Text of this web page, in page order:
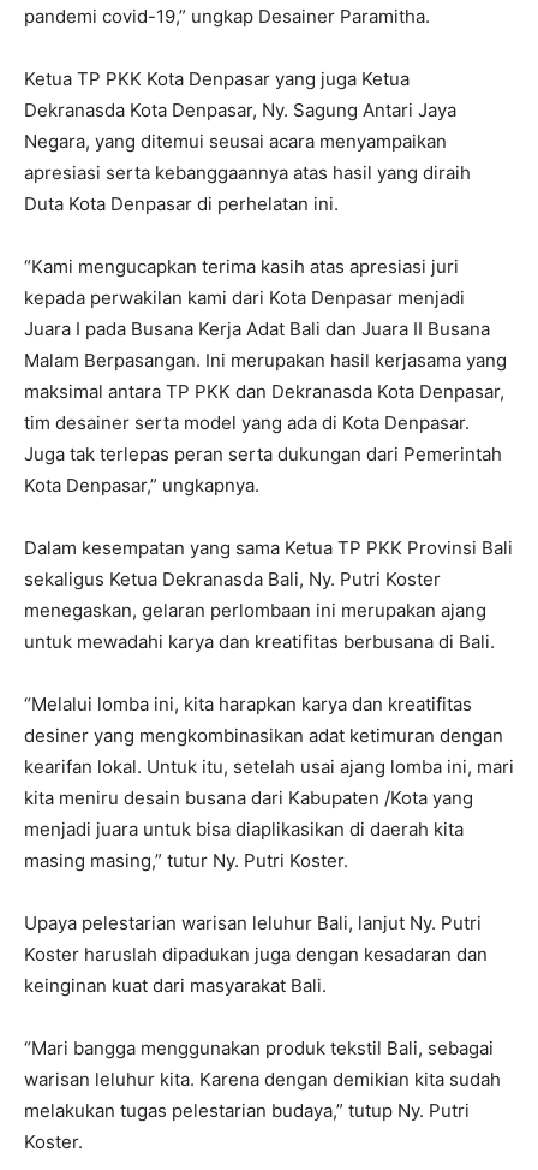
pandemi covid-19,” ungkap Desainer Paramitha.
Ketua TP PKK Kota Denpasar yang juga Ketua
Dekranasda Kota Denpasar, Ny. Sagung Antari Jaya
Negara, yang ditemui seusai acara menyampaikan
apresiasi serta kebanggaannya atas hasil yang diraih
Duta Kota Denpasar di perhelatan ini.
“Kami mengucapkan terima kasih atas apresiasi juri
kepada perwakilan kami dari Kota Denpasar menjadi
Juara I pada Busana Kerja Adat Bali dan Juara II Busana
Malam Berpasangan. Ini merupakan hasil kerjasama yang
maksimal antara TP PKK dan Dekranasda Kota Denpasar,
tim desainer serta model yang ada di Kota Denpasar.
Juga tak terlepas peran serta dukungan dari Pemerintah
Kota Denpasar,” ungkapnya.
Dalam kesempatan yang sama Ketua TP PKK Provinsi Bali
sekaligus Ketua Dekranasda Bali, Ny. Putri Koster
menegaskan, gelaran perlombaan ini merupakan ajang
untuk mewadahi karya dan kreatifitas berbusana di Bali.
“Melalui lomba ini, kita harapkan karya dan kreatifitas
desiner yang mengkombinasikan adat ketimuran dengan
kearifan lokal. Untuk itu, setelah usai ajang lomba ini, mari
kita meniru desain busana dari Kabupaten /Kota yang
menjadi juara untuk bisa diaplikasikan di daerah kita
masing masing,” tutur Ny. Putri Koster.
Upaya pelestarian warisan leluhur Bali, lanjut Ny. Putri
Koster haruslah dipadukan juga dengan kesadaran dan
keinginan kuat dari masyarakat Bali.
“Mari bangga menggunakan produk tekstil Bali, sebagai
warisan leluhur kita. Karena dengan demikian kita sudah
melakukan tugas pelestarian budaya,” tutup Ny. Putri
Koster.